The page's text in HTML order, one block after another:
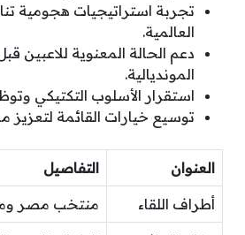
تجربة استراتيجيات هجومية
العالمية.
دعم الحالة المعنوية للاعبين
المونديالية.
استقرار الأسلوب التكتيكي
توسيع خيارات القائمة لتعزيز
العنوان التفاصيل
أطراف اللقاء منتخب مصر